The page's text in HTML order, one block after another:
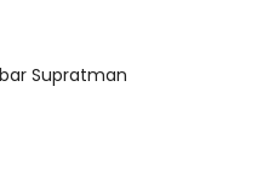
Supratman